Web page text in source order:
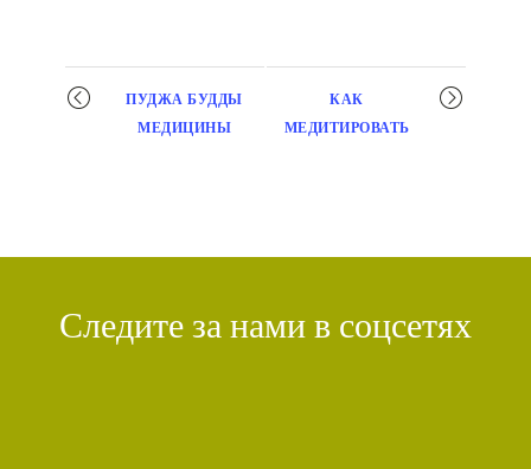
Мероприятие
навигация
ПУДЖА БУДДЫ
МЕДИЦИНЫ
КАК
МЕДИТИРОВАТЬ
Следите за нами в соцсетях